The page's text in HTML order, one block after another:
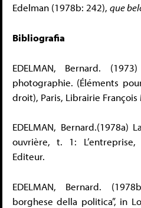
Edelman (1978b: 242), que
Bibliografia
EDELMAN, Bernard.
photographie. (Éléments
droit), Paris, Librairie François
EDELMAN, Bernard.(1978a)
ouvrière, t. 1: L’entreprise,
Editeur.
EDELMAN, Bernard.
borghese della politica”, in